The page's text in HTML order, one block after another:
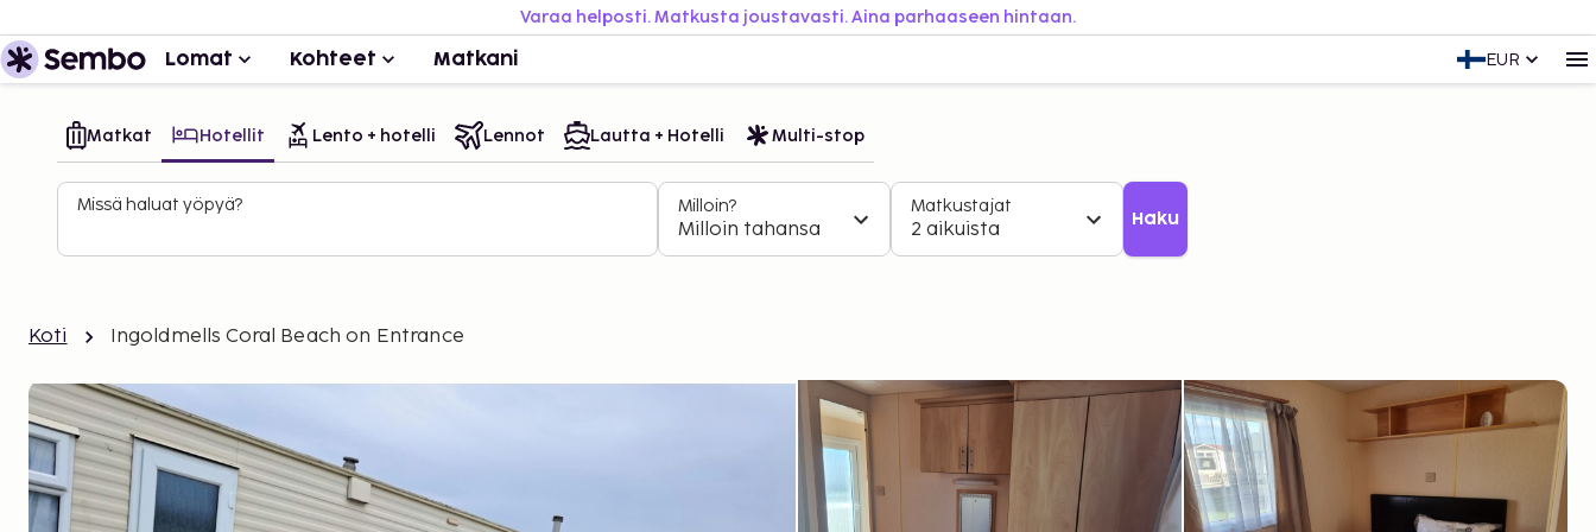
Varaa helposti. Matkusta joustavasti. Aina parhaaseen hintaan.
Lomat Kohteet Matkani EUR
Matkat Hotellit Lento + hotelli Lennot Lautta + Hotelli Multi-stop
Missä haluat yöpyä? Milloin?
Milloin tahansa
Matkustajat
2 aikuista Haku
Koti Ingoldmells Coral Beach on Entrance